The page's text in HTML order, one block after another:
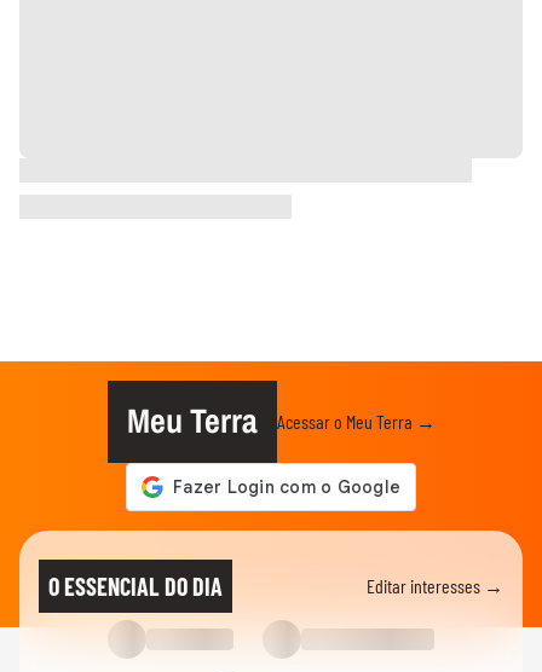
Meu Terra Acessar o Meu Terra →
O ESSENCIAL DO DIA Editar interesses →